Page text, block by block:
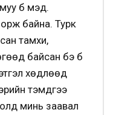
бүү мэд.
байна. Турк
тамхи,
байсан бэ бүү
хөдлөөд
тэмдгээ
минь заавал